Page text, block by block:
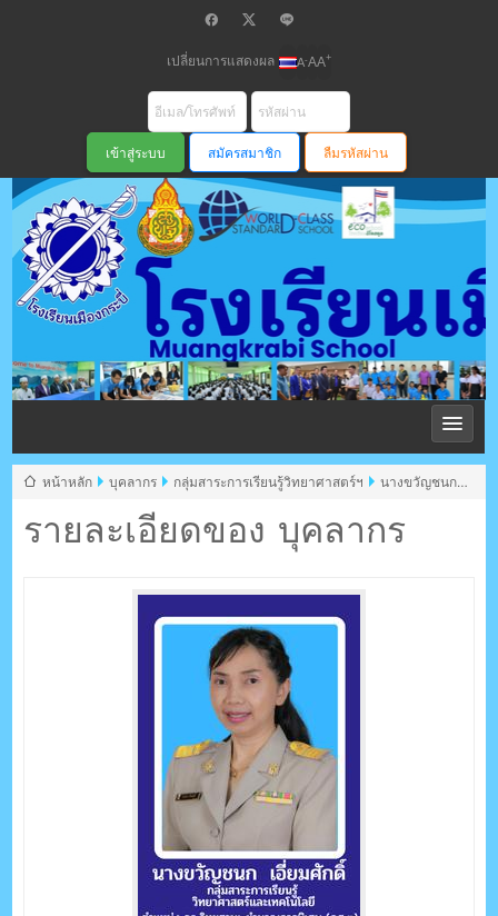
เปลี่ยนการแสดงผล A-AA+
สมัครสมาชิก ลืมรหัสผ่าน
โรงเรียนเมือง
กระบี่ สพม
ตรัง กระบี่
รายละเอียดของ บุคลากร
หน้าหลัก บุคลากร กลุ่มสาระการเรียนรู้วิทยาศาสตร์ฯ
นางขวัญชนก